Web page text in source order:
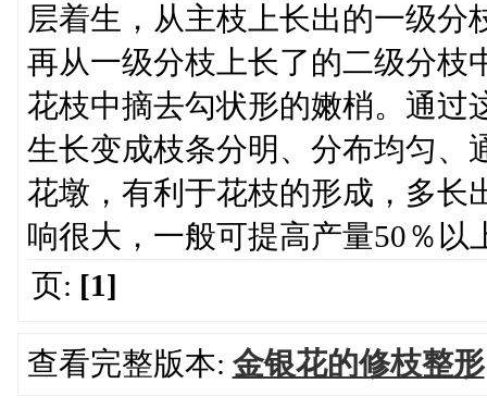
层着生，从主枝上长出的一级分
再从一级分枝上长了的二级分枝
花枝中摘去勾状形的嫩梢。通过
生长变成枝条分明、分布均匀、
花墩，有利于花枝的形成，多长
响很大，一般可提高产量50％以
页: [1]
查看完整版本: 金银花的修枝整形